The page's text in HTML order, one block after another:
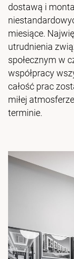
dostawą i
miesiące.
utrudnienia
społecznym w
współpracy
całość prac
miłej
terminie.